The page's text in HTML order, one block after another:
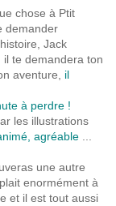
chose à Ptit
demander
Jack
te demandera ton
aventure, il
à perdre !
les illustrations
agréable
une autre
enormément à
et il est tout aussi